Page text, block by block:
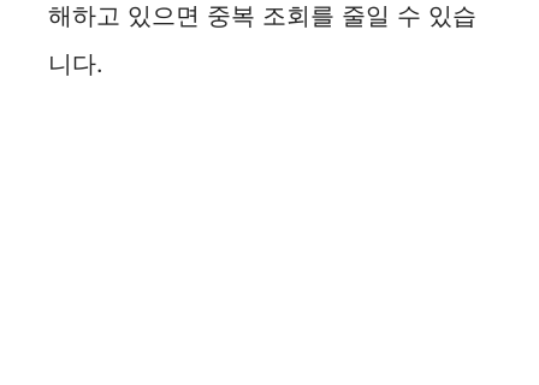
해하고 있으면 중복 조회를 줄일 수 있습
니다.